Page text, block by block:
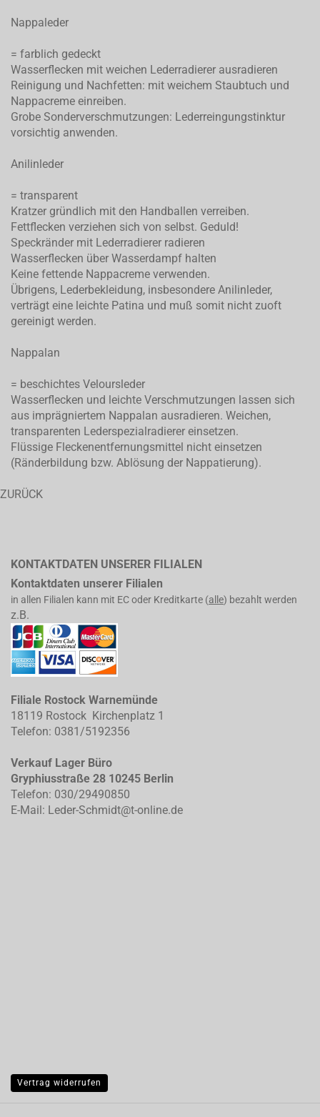
Nappaleder
= farblich gedeckt
Wasserflecken mit weichen Lederradierer ausradieren
Reinigung und Nachfetten: mit weichem Staubtuch und
Nappacreme einreiben.
Grobe Sonderverschmutzungen: Lederreingungstinktur
vorsichtig anwenden.
Anilinleder
= transparent
Kratzer gründlich mit den Handballen verreiben.
Fettflecken verziehen sich von selbst. Geduld!
Speckränder mit Lederradierer radieren
Wasserflecken über Wasserdampf halten
Keine fettende Nappacreme verwenden.
Übrigens, Lederbekleidung, insbesondere Anilinleder,
verträgt eine leichte Patina und muß somit nicht zuoft
gereinigt werden.
Nappalan
= beschichtes Veloursleder
Wasserflecken und leichte Verschmutzungen lassen sich
aus imprägniertem Nappalan ausradieren. Weichen,
transparenten Lederspezialradierer einsetzen.
Flüssige Fleckenentfernungsmittel nicht einsetzen
(Ränderbildung bzw. Ablösung der Nappatierung).
ZURÜCK
KONTAKTDATEN UNSERER FILIALEN
Kontaktdaten unserer Filialen
in allen Filialen kann mit EC oder Kreditkarte (alle) bezahlt werden
z.B.
Filiale Rostock Warnemünde
18119 Rostock Kirchenplatz 1
Telefon: 0381/5192356
Verkauf Lager Büro
Gryphiusstraße 28 10245 Berlin
Telefon: 030/29490850
E-Mail: Leder-Schmidt@t-online.de
Vertrag widerrufen